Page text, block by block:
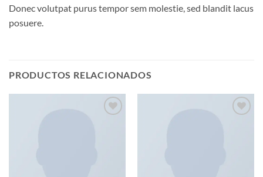
Donec volutpat purus tempor sem molestie, sed blandit lacus
posuere.
PRODUCTOS RELACIONADOS